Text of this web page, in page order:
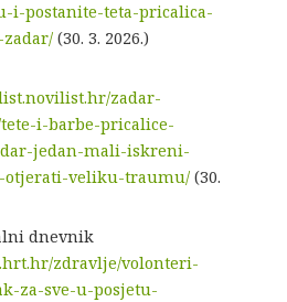
i-postanite-teta-pricalica-
(30. 3. 2026.)
zadar-
i-barbe-pricalice-
jedan-mali-iskreni-
otjerati-veliku-traumu/(30.
dnevnik
zdravlje/volonteri-
za-sve-u-posjetu-